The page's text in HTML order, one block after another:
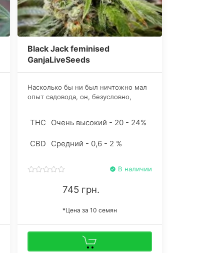
Black Jack feminised
GanjaLiveSeeds
Насколько бы ни был ничтожно мал
опыт садовода, он, безусловно,
близка к стопроцентной, вырастают
требований по уходу самый
THC Очень высокий - 20 - 24%
CBD Средний - 0,6 - 2 %
В наличии
745 грн.
*Цена за 10 семян